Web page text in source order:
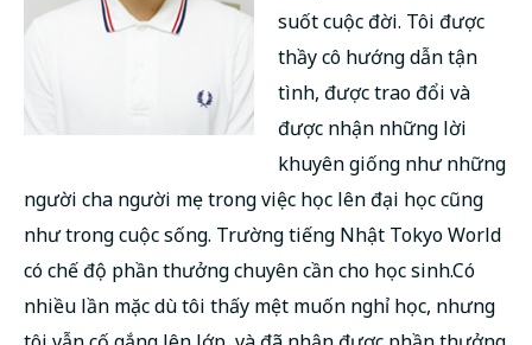
suốt cuộc đời. Tôi được
thầy cô hướng dẫn tận
tình, được trao đổi và
được nhận những lời
khuyên giống như những
người cha người mẹ trong việc học lên đại học cũng
như trong cuộc sống. Trường tiếng Nhật Tokyo World
có chế độ phần thưởng chuyên cần cho học sinh.Có
nhiều lần mặc dù tôi thấy mệt muốn nghỉ học, nhưng